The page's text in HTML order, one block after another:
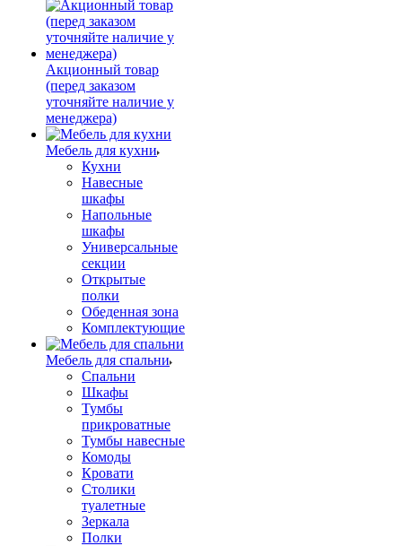
Акционный товар
(перед заказом
уточняйте наличие у
менеджера)
Мебель для кухни
Кухни
Навесные
шкафы
Напольные
шкафы
Универсальные
секции
Открытые
полки
Обеденная зона
Комплектующие
Мебель для спальни
Спальни
Шкафы
Тумбы
прикроватные
Тумбы навесные
Комоды
Кровати
Столики
туалетные
Зеркала
Полки